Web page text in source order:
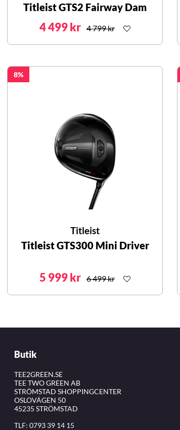
Titleist GTS2 Fairway Dam
4 499 kr 4 799 kr
8
Titleist
Titleist GTS300 Mini Driver
5 999 kr 6 499 kr
Butik
TEE2GREEN.SE
TEE TWO GREEN AB
STRÖMSTAD SHOPPINGCENTER
OSLOVÄGEN 50
45235 STRÖMSTAD
TLF: 0793 39 14 15